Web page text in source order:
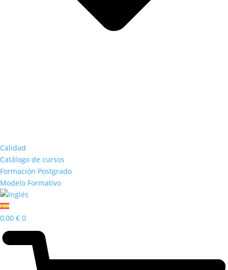
Calidad
Catálogo de cursos
Formación Postgrado
Modelo Formativo
0,00 € 0